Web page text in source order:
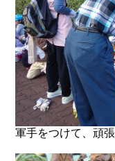
軍手をつけて、頑張